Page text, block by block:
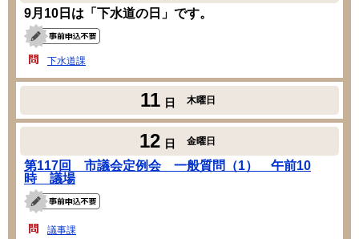
9月10日は「下水道の日」です。
下水道課
11 日 木曜日
12 日 金曜日
第117回 市議会定例会 一般質問（1） 午前10
時 議場
議事課